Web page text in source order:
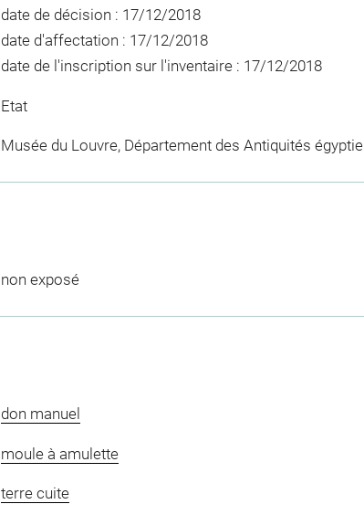
date de décision : 17/12/2018
date d'affectation : 17/12/2018
date de l'inscription sur l'inventaire : 17/12/2018
Etat
Musée du Louvre, Département des Antiquités
non exposé
don manuel
moule à amulette
terre cuite